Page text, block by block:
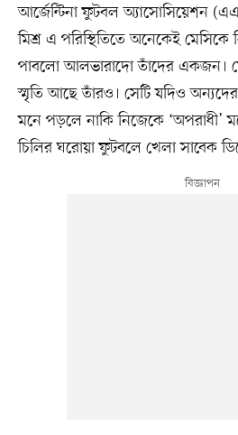
আর্জেন্টিনা ফুটবল অ্যাসোসিয়েশন
মিশ্র এ পরিস্থিতিতে অনেকেই মেসিকে
পাবলো আলভারাদো তাঁদের একজন।
স্মৃতি আছে তাঁরও। সেটি যদিও
মনে পড়লে নাকি নিজেকে ‘অপরাধী’
চিলির ঘরোয়া ফুটবলে খেলা সাবেক